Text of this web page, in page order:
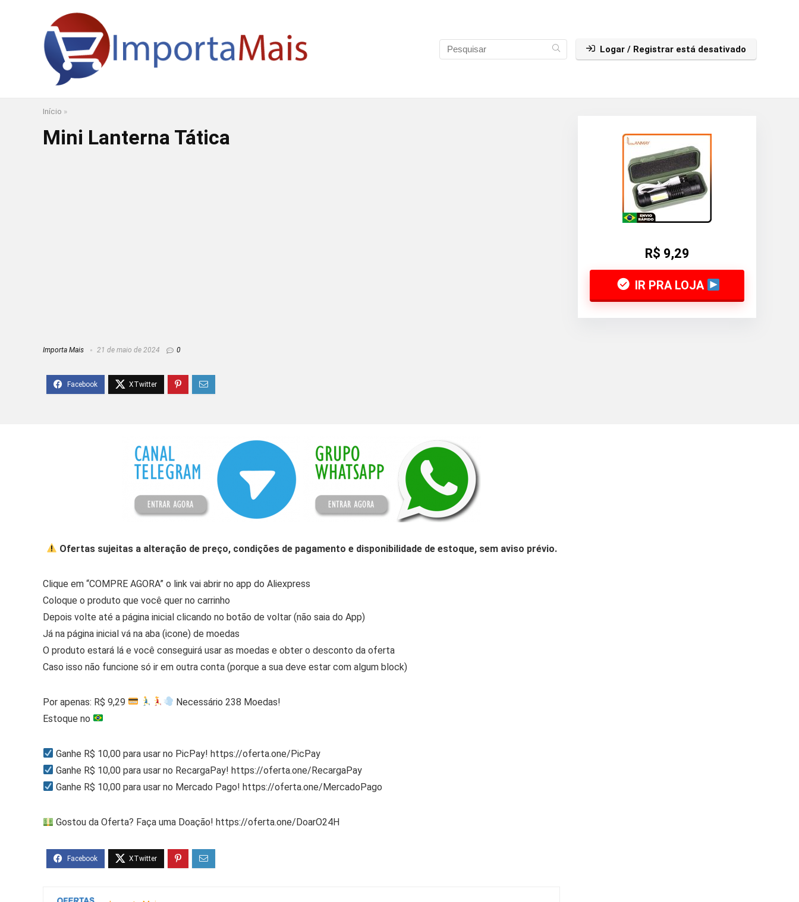
Logar / Registrar está desativado
Início »
Mini Lanterna Tática
R$ 9,29
IR PRA LOJA
Importa Mais 21 de maio de 2024 0
Ofertas sujeitas a alteração de preço, condições de pagamento e disponibilidade de estoque, sem aviso prévio.
Clique em “COMPRE AGORA” o link vai abrir no app do Aliexpress
Coloque o produto que você quer no carrinho
Depois volte até a página inicial clicando no botão de voltar (não saia do App)
Já na página inicial vá na aba (icone) de moedas
O produto estará lá e você conseguirá usar as moedas e obter o desconto da oferta
Caso isso não funcione só ir em outra conta (porque a sua deve estar com algum block)
Por apenas: R$ 9,29
Necessário 238 Moedas!
Estoque no
Ganhe R$ 10,00 para usar no PicPay! https://oferta.one/PicPay
Ganhe R$ 10,00 para usar no RecargaPay! https://oferta.one/RecargaPay
Ganhe R$ 10,00 para usar no Mercado Pago! https://oferta.one/MercadoPago
Gostou da Oferta? Faça uma Doação! https://oferta.one/DoarO24H